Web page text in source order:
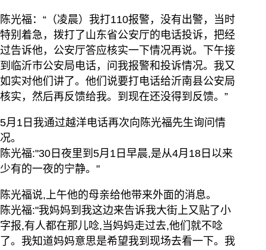
陈光福：“（凌晨）我打110报警，没有出警，当时
特别着急，拨打了山东省公安厅的电话投诉，把经
过告诉他，公安厅答应核实一下情况再说。下午接
到临沂市公安局电话，问我报警和投诉情况。我又
如实对他们讲了。他们说要打电话给沂南县公安局
核实，然后再反馈给我。到现在还没得到反馈。”
5月1日我通过越洋电话再次向陈光福先生询问情
况。
陈光福:"30日夜里到5月1日早晨,是从4月18日以来
少有的一夜的宁静。"
陈光福说,上午他的母亲给他带来外面的消息。
陈光福:"我妈妈到我这边来告诉我大街上又贴了小
字报,有人都在那儿唸,当妈妈走过去,他们就不唸
了。我知道妈妈意思是希望我到现场去看一下。我